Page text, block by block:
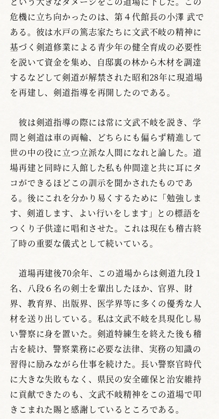
危機に立ち向かったのは、第４代館長の小澤 武で
ある。彼は水戸の篤志家たちに文武不岐の精神に
基づく剣道修業による青少年の健全育成の必要性
を説いて資金を集め、自邸裏の林から木材を調達
するなどして剣道が解禁された昭和28年に現道場
を再建し、剣道指導を再開したのである。
彼は剣道指導の際には常に文武不岐を説き、学
問と剣道は車の両輪、どちらにも偏らず精進して
世の中の役に立つ立派な人間になれと論した。道
場再建と同時に入館した私も仲間達と共に耳にタ
コができるほどこの訓示を聞かされたものであ
る。後にこれを分かり易くするために「勉強しま
す、剣道します、よい行いをします」との標語を
つくり子供達に唱和させた。これは現在も稽古終
了時の重要な儀式として続いている。
道場再建後70余年、この道場からは剣道九段１
名、八段６名の剣士を輩出したほか、官界、財
界、教育界、出版界、医学界等に多くの優秀な人
材を送り出している。私は文武不岐を具現化し易
い警察に身を置いた。剣道特練生を終えた後も稽
古を続け、警察業務に必要な法律、実務の知識の
習得に励みながら仕事を続けた。長い警察官時代
に大きな失敗もなく、県民の安全確保と治安維持
に貢献できたのも、文武不岐精神をこの道場で叩
きこまれた賜と感謝しているところである。